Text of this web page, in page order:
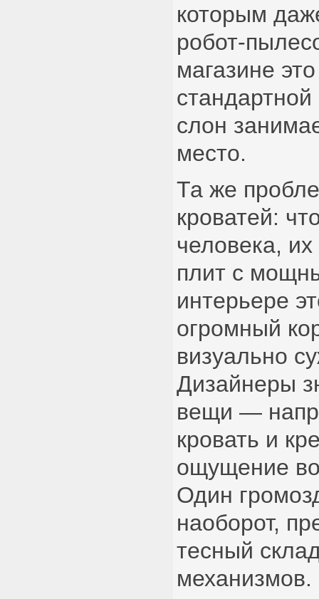
которым
робот-
магазине
стандартной
слон
место.
Та же
кроватей:
человека,
плит с
интерьере
огромный
визуально
Дизайнеры
вещи —
кровать и
ощущение
Один
наоборот,
тесный
механизмов.